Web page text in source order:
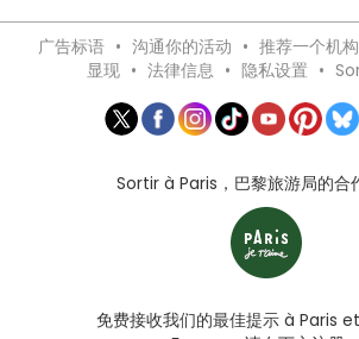
广告标语 • 沟通你的活动 • 推荐一个机构
显现 • 法律信息 • 隐私设置 •
Sortir à Paris，巴黎旅游局的合
免费接收我们的最佳提示 à Paris